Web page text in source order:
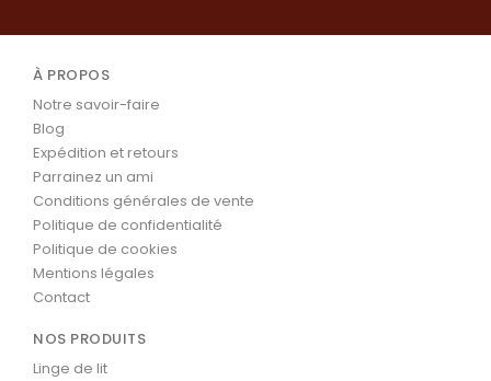
À PROPOS
Notre savoir-faire
Blog
Expédition et retours
Parrainez un ami
Conditions générales de vente
Politique de confidentialité
Politique de cookies
Mentions légales
Contact
NOS PRODUITS
Linge de lit